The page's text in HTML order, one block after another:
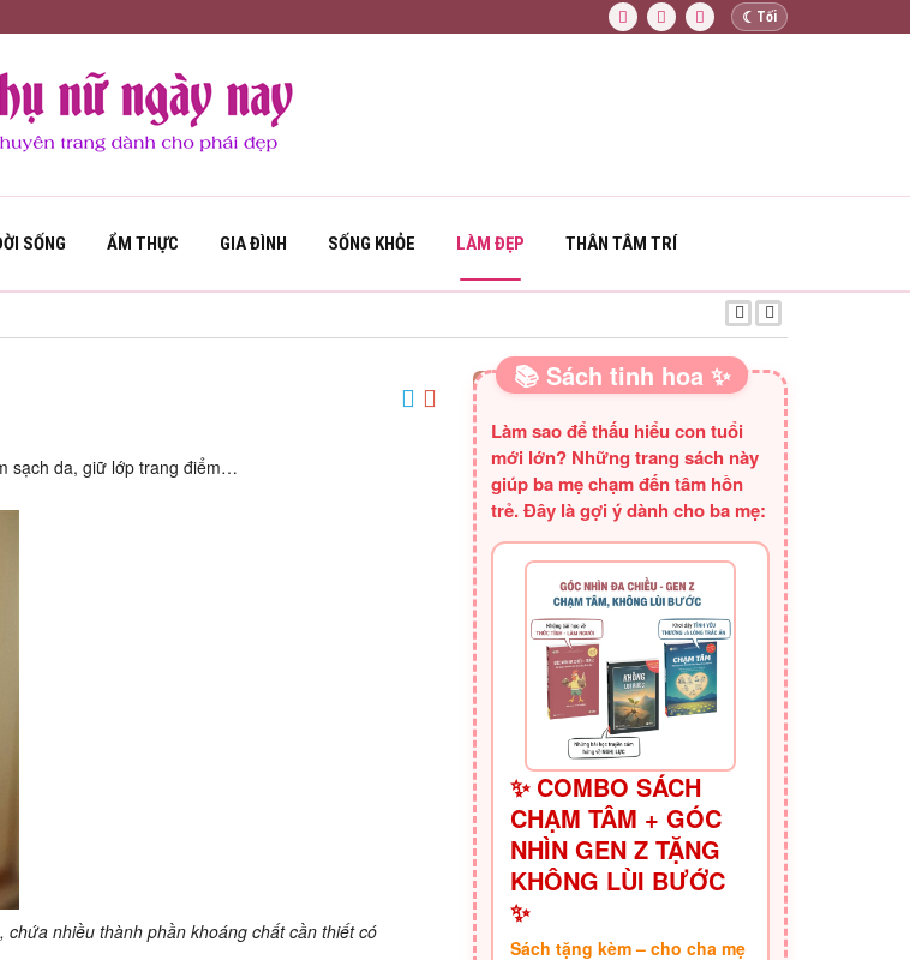
☾ Tối
SỐNG ẨM THỰC GIA ĐÌNH SỐNG KHỎE LÀM ĐẸP THÂN TÂM TRÍ
sạch da, giữ lớp trang điểm…
nhiều thành phần khoáng chất cần thiết có
SÁCH HAY CHO BA MẸ
📚 Sách tinh hoa ✨
Làm sao để thấu hiểu con tuổi
mới lớn? Những trang sách này
giúp ba mẹ chạm đến tâm hồn
trẻ. Đây là gợi ý dành cho ba mẹ:
✨ COMBO SÁCH
CHẠM TÂM + GÓC
NHÌN GEN Z TẶNG
KHÔNG LÙI BƯỚC
✨
Sách tặng kèm – cho cha mẹ